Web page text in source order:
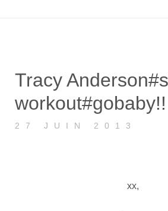
Tracy
workout#gobaby!!
27 JUIN 2013
xx,